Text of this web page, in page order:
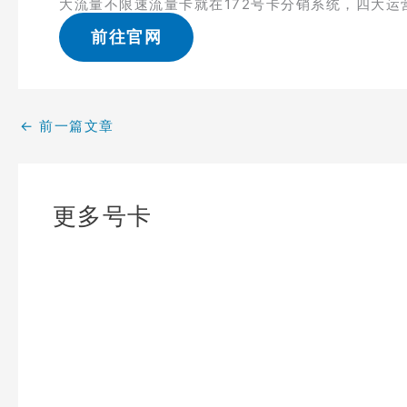
大流量不限速流量卡就在172号卡分销系统，四大运
前往官网
← 前一篇文章
更多号卡